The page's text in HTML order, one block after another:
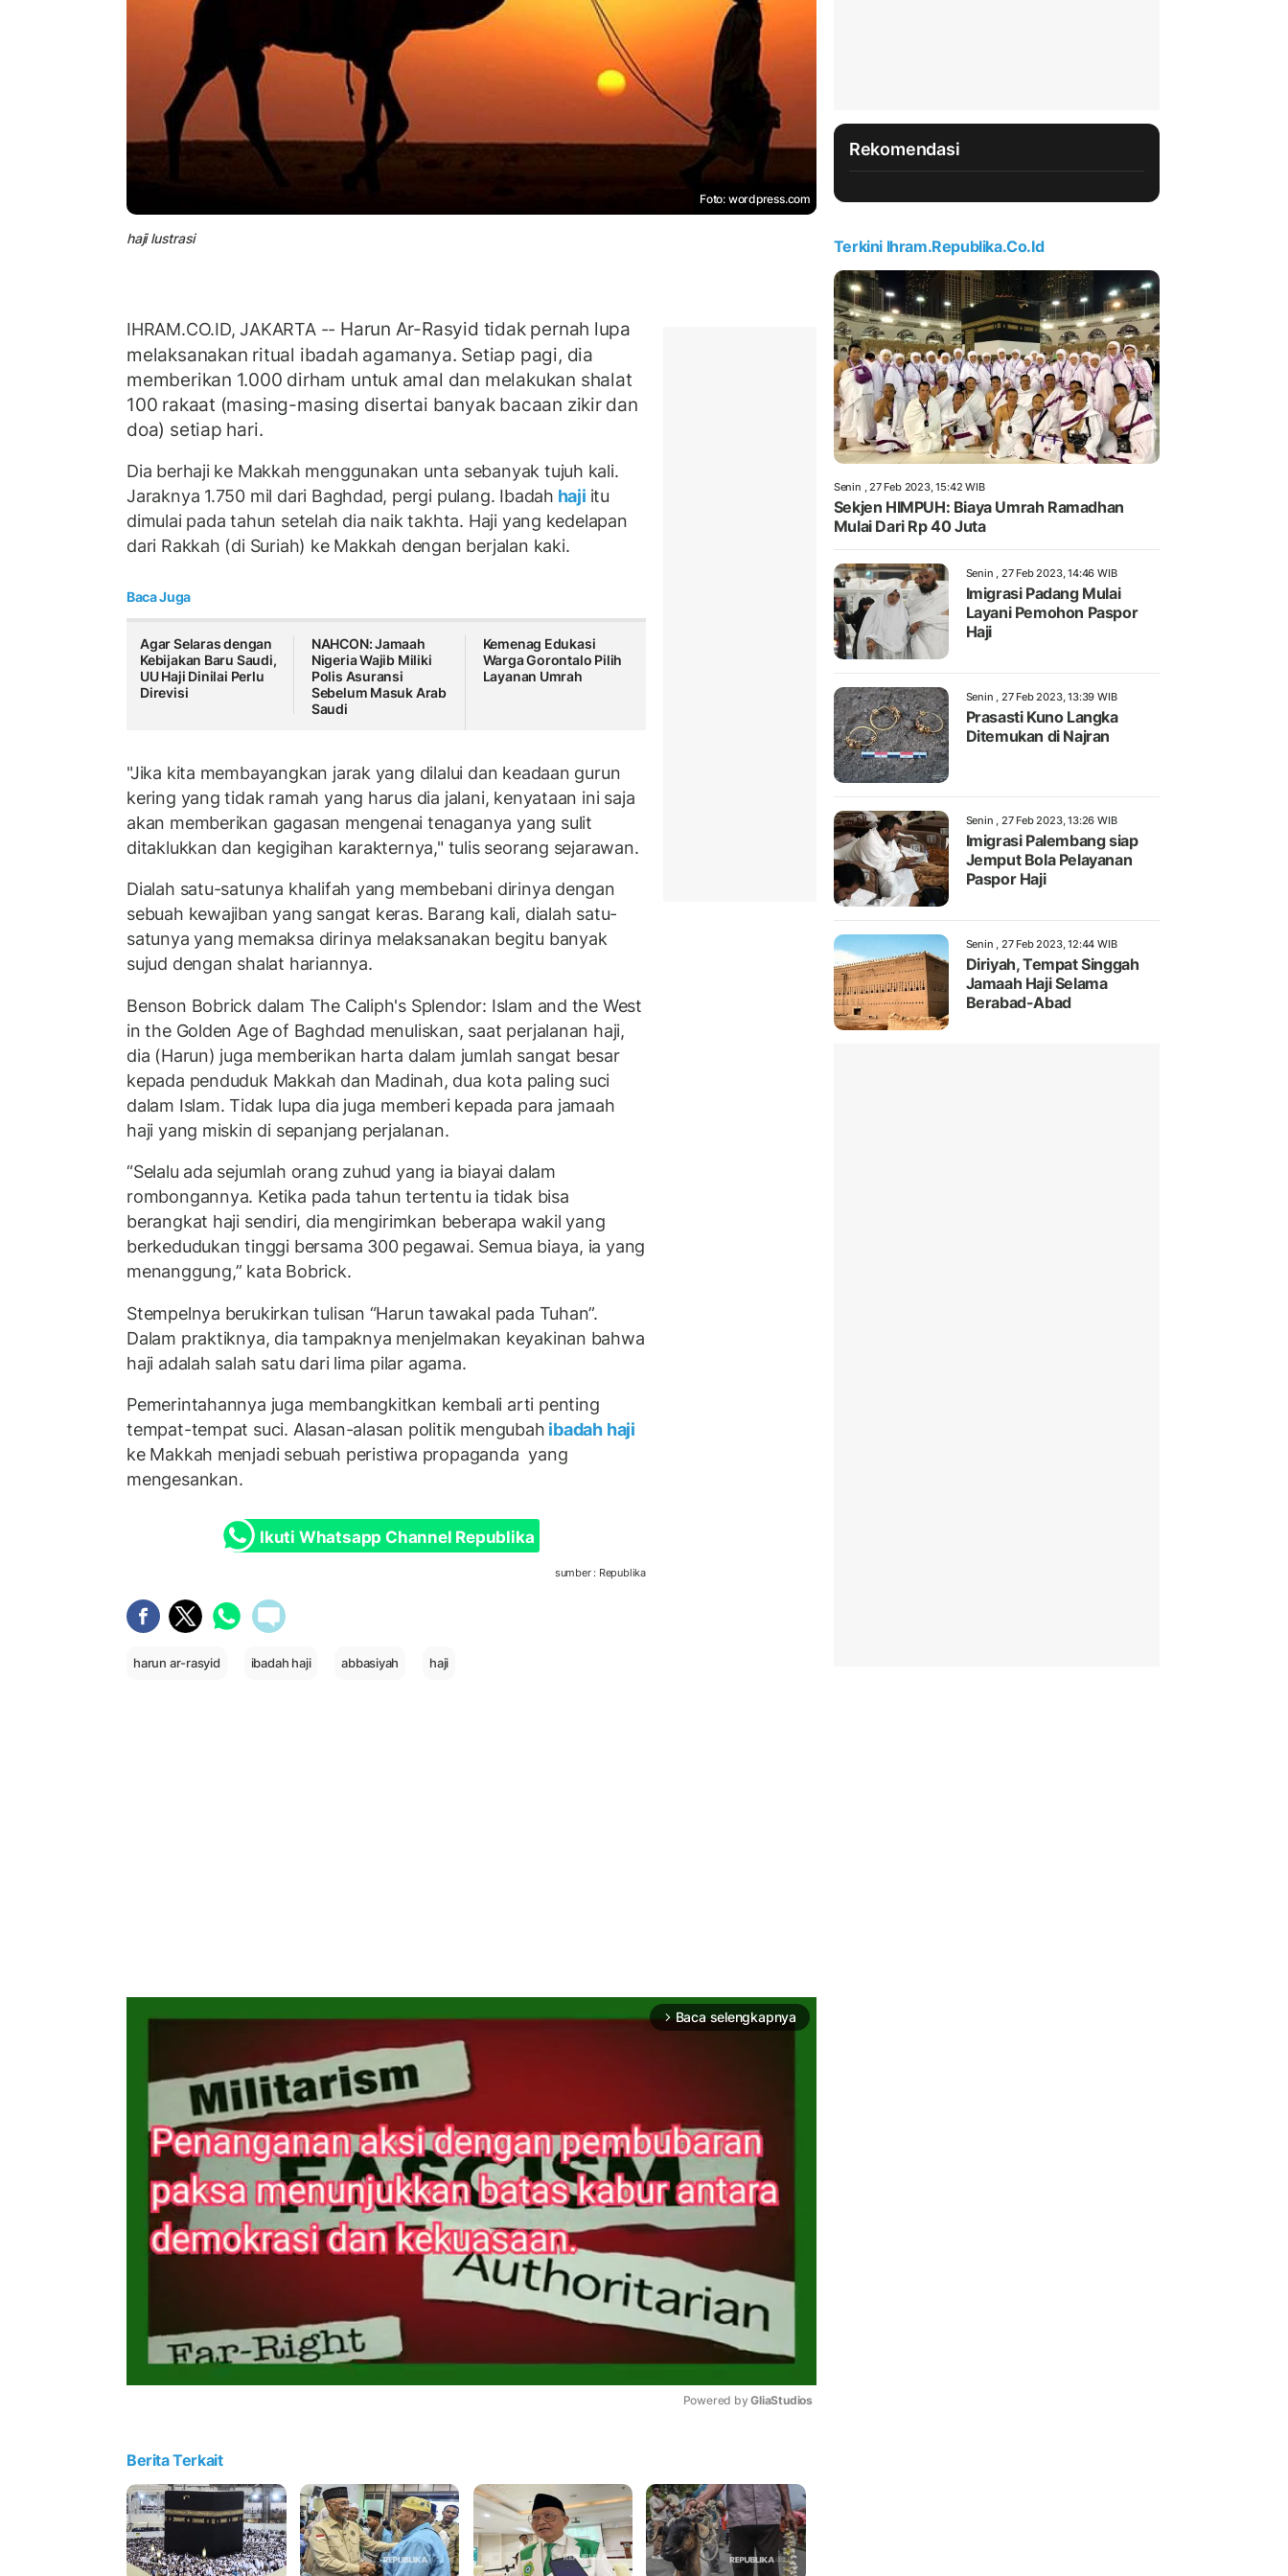
Foto: wordpress.com
haji lustrasi
IHRAM.CO.ID, JAKARTA -- Harun Ar-Rasyid tidak pernah lupa
melaksanakan ritual ibadah agamanya. Setiap pagi, dia
memberikan 1.000 dirham untuk amal dan melakukan shalat
100 rakaat (masing-masing disertai banyak bacaan zikir dan
doa) setiap hari.
Dia berhaji ke Makkah menggunakan unta sebanyak tujuh kali.
Jaraknya 1.750 mil dari Baghdad, pergi pulang. Ibadah haji itu
dimulai pada tahun setelah dia naik takhta. Haji yang kedelapan
dari Rakkah (di Suriah) ke Makkah dengan berjalan kaki.
Baca Juga
Agar Selaras dengan
Kebijakan Baru Saudi,
UU Haji Dinilai Perlu
Direvisi
NAHCON: Jamaah
Nigeria Wajib Miliki
Polis Asuransi
Sebelum Masuk Arab
Saudi
Kemenag Edukasi
Warga Gorontalo Pilih
Layanan Umrah
"Jika kita membayangkan jarak yang dilalui dan keadaan gurun
kering yang tidak ramah yang harus dia jalani, kenyataan ini saja
akan memberikan gagasan mengenai tenaganya yang sulit
ditaklukkan dan kegigihan karakternya," tulis seorang sejarawan.
Dialah satu-satunya khalifah yang membebani dirinya dengan
sebuah kewajiban yang sangat keras. Barang kali, dialah satu-
satunya yang memaksa dirinya melaksanakan begitu banyak
sujud dengan shalat hariannya.
Benson Bobrick dalam The Caliph's Splendor: Islam and the West
in the Golden Age of Baghdad menuliskan, saat perjalanan haji,
dia (Harun) juga memberikan harta dalam jumlah sangat besar
kepada penduduk Makkah dan Madinah, dua kota paling suci
dalam Islam. Tidak lupa dia juga memberi kepada para jamaah
haji yang miskin di sepanjang perjalanan.
“Selalu ada sejumlah orang zuhud yang ia biayai dalam
rombongannya. Ketika pada tahun tertentu ia tidak bisa
berangkat haji sendiri, dia mengirimkan beberapa wakil yang
berkedudukan tinggi bersama 300 pegawai. Semua biaya, ia yang
menanggung,” kata Bobrick.
Stempelnya berukirkan tulisan “Harun tawakal pada Tuhan”.
Dalam praktiknya, dia tampaknya menjelmakan keyakinan bahwa
haji adalah salah satu dari lima pilar agama.
Pemerintahannya juga membangkitkan kembali arti penting
tempat-tempat suci. Alasan-alasan politik mengubah ibadah haji
ke Makkah menjadi sebuah peristiwa propaganda yang
mengesankan.
Ikuti Whatsapp Channel Republika
sumber : Republika
harun ar-rasyid ibadah haji abbasiyah haji
arrow_forward_ios Baca selengkapnya
Powered by GliaStudios
Berita Terkait
Rekomendasi
Terkini Ihram.republika.co.id
Senin , 27 Feb 2023, 15:42 WIB
Sekjen HIMPUH: Biaya Umrah Ramadhan
Mulai Dari Rp 40 Juta
Senin , 27 Feb 2023, 14:46 WIB
Imigrasi Padang Mulai
Layani Pemohon Paspor
Haji
Senin , 27 Feb 2023, 13:39 WIB
Prasasti Kuno Langka
Ditemukan di Najran
Senin , 27 Feb 2023, 13:26 WIB
Imigrasi Palembang siap
Jemput Bola Pelayanan
Paspor Haji
Senin , 27 Feb 2023, 12:44 WIB
Diriyah, Tempat Singgah
Jamaah Haji Selama
Berabad-Abad